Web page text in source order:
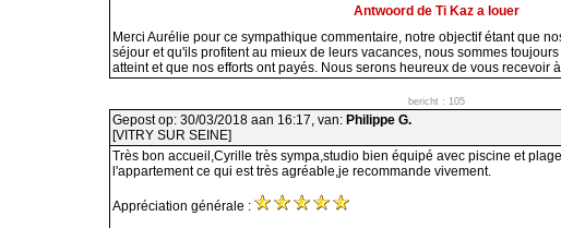
Antwoord de Ti Kaz a louer
Merci Aurélie pour ce sympathique commentaire, notre objectif étant que
séjour et qu'ils profitent au mieux de leurs vacances, nous sommes
atteint et que nos efforts ont payés. Nous serons heureux de vous recevoir
bericht : 105
Gepost op: 30/03/2018 aan 16:17, van: Philippe G.
[VITRY SUR SEINE]
Très bon accueil,Cyrille très sympa,studio bien équipé avec piscine et
l'appartement ce qui est très agréable,je recommande vivement.
Appréciation générale :